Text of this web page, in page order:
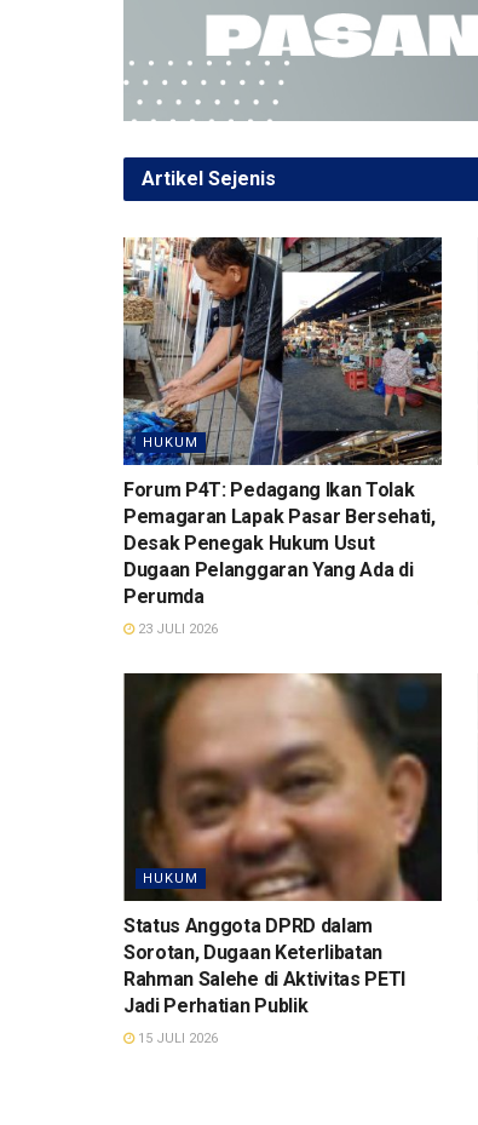
o
k
A
p
p
a
m
Artikel Sejenis
HUKUM
Forum P4T: Pedagang Ikan Tolak
Pemagaran Lapak Pasar Bersehati,
Desak Penegak Hukum Usut
Dugaan Pelanggaran Yang Ada di
Perumda
23 JULI 2026
HUKUM
Status Anggota DPRD dalam
Sorotan, Dugaan Keterlibatan
Rahman Salehe di Aktivitas PETI
Jadi Perhatian Publik
15 JULI 2026